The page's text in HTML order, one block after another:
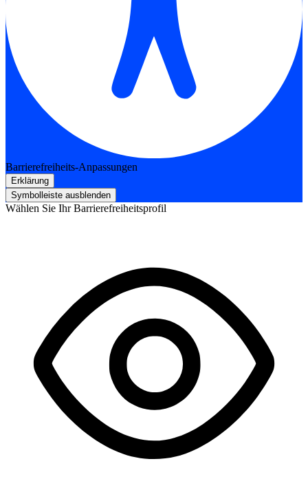
Barrierefreiheits-Anpassungen
Erklärung
Symbolleiste ausblenden
Wählen Sie Ihr Barrierefreiheitsprofil